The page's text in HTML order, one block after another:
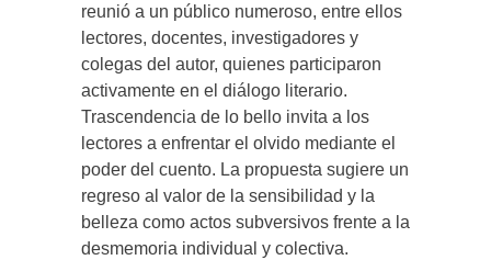
reunió a un público numeroso, entre ellos
lectores, docentes, investigadores y
colegas del autor, quienes participaron
activamente en el diálogo literario.
Trascendencia de lo bello invita a los
lectores a enfrentar el olvido mediante el
poder del cuento. La propuesta sugiere un
regreso al valor de la sensibilidad y la
belleza como actos subversivos frente a la
desmemoria individual y colectiva.